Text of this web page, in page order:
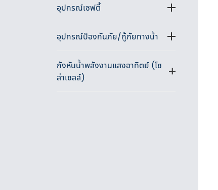
อุปกรณ์เซฟตี้
อุปกรณ์ป้องกันภัย/กู้ภัยทางน้ำ
กังหันน้ำพลังงานแสงอาทิตย์ (โซ
ล่าเซลล์)